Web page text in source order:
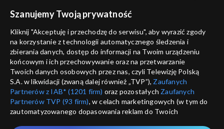
ANULUJ
informacje o dostawcy usług
Szanujemy Twoją prywatność
Kliknij "Akceptuję i przechodzę do serwisu", aby wyrazić zgody
na korzystanie z technologii automatycznego śledzenia i
zbierania danych, dostęp do informacji na Twoim urządzeniu
końcowym i ich przechowywanie oraz na przetwarzanie
Twoich danych osobowych przez nas, czyli Telewizję Polską
S.A. w likwidacji (zwaną dalej również „TVP”), Zaufanych
Partnerów z IAB* (1201 firm) oraz pozostałych Zaufanych
Partnerów TVP (93 firm), w celach marketingowych (w tym do
zautomatyzowanego dopasowania reklam do Twoich